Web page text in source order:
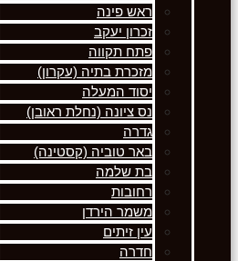
ראש פינה
זכרון יעקב
פתח תקווה
מזכרת בתיה (עקרון)
יסוד המעלה
נס ציונה (נחלת ראובן)
גדרה
באר טוביה (קסטינה)
בת שלמה
רחובות
משמר הירדן
עין זיתים
חדרה